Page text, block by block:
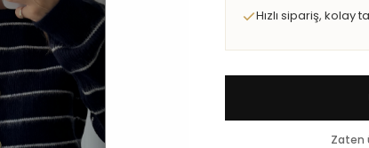
Hızlı sipariş, kolay
Zaten